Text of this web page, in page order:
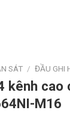
SÁT / ĐẦU GHI
kênh cao
M16